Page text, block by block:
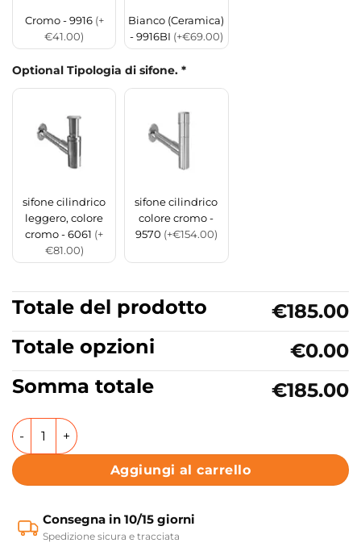
Cromo - 9916 (+
€41.00)
Bianco (Ceramica)
- 9916BI (+€69.00)
Optional Tipologia di sifone. *
sifone cilindrico
leggero, colore
cromo - 6061 (+
€81.00)
sifone cilindrico
colore cromo -
9570 (+€154.00)
Totale del prodotto
€185.00
Totale opzioni
€0.00
Somma totale
€185.00
Lavabo da appoggio in ceramica colore Bianco Collezione
Aggiungi al carrello
Consegna in 10/15 giorni
Spedizione sicura e tracciata